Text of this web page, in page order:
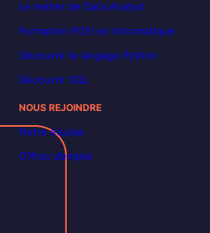
Le métier de Data Analyst
Formation POEI en informatique
Découvrir le langage Python
Découvrir SQL
NOUS REJOINDRE
Notre équipe
Offres d’emploi